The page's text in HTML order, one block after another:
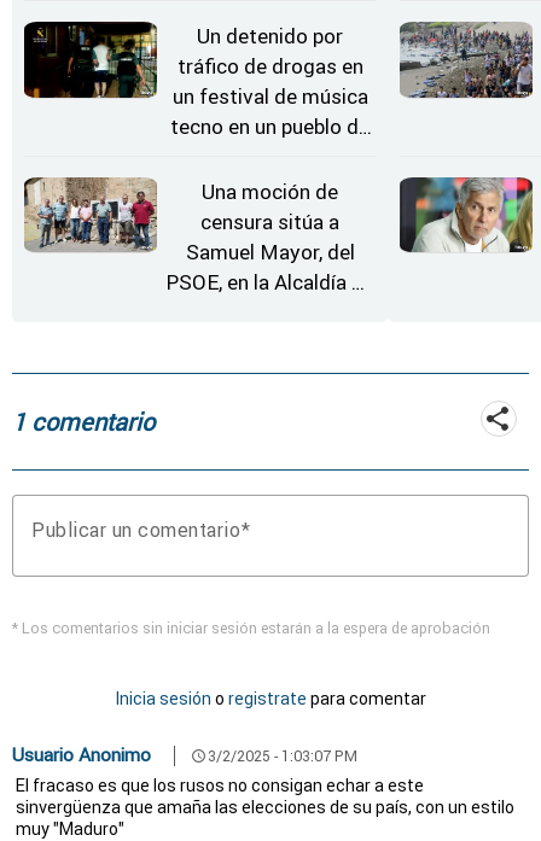
Un detenido por
tráfico de drogas en
un festival de música
tecno en un pueblo de
Una moción de
censura sitúa a
Samuel Mayor, del
PSOE, en la Alcaldía de
1 comentario
Publicar un comentario
* Los comentarios sin iniciar sesión estarán a la espera de aprobación
Inicia sesión o registrate para comentar
Usuario Anonimo schedule 3/2/2025 - 1:03:07 PM
El fracaso es que los rusos no consigan echar a este
sinvergüenza que amaña las elecciones de su país, con un estilo
muy "Maduro"